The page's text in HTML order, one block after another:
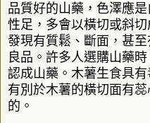
品質好的山藥，色澤應
性足，多會以橫切或斜
發現有質鬆、斷面，甚
良品。許多人選購山藥
認成山藥。木薯生食具
有別於木薯的橫切面有
的。